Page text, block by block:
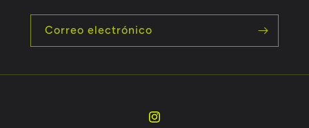
Correo electrónico
Instagram